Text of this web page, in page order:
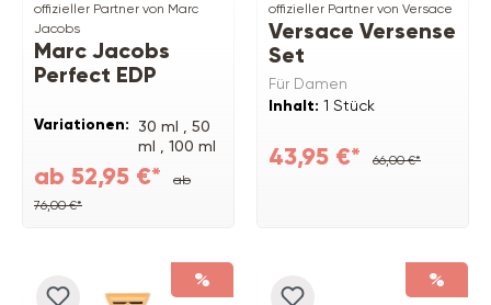
offizieller Partner von Marc
Jacobs
Marc Jacobs
Perfect EDP
Variationen: 30 ml , 50
ml , 100 ml
ab 52,95 €*
ab
76,00 €*
offizieller Partner von Versace
Versace Versense
Set
Für Damen
Inhalt: 1 Stück
43,95 €* 66,00 €*
% %